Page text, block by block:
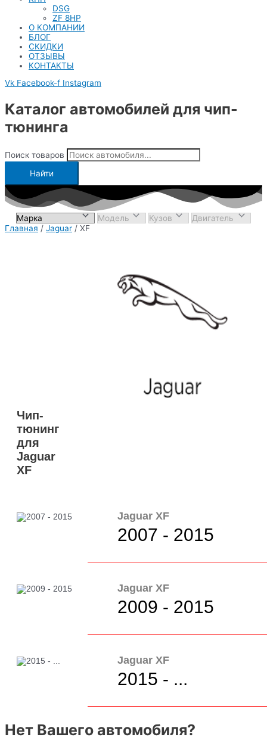
DSG
ZF 8HP
О КОМПАНИИ
БЛОГ
СКИДКИ
ОТЗЫВЫ
КОНТАКТЫ
Vk Facebook-f Instagram
Каталог автомобилей для чип-
тюнинга
Поиск товаров
Найти
Главная / Jaguar / XF
Чип-
тюнинг
для
Jaguar
XF
Jaguar XF
2007 - 2015
Jaguar XF
2009 - 2015
Jaguar XF
2015 - ...
Нет Вашего автомобиля?